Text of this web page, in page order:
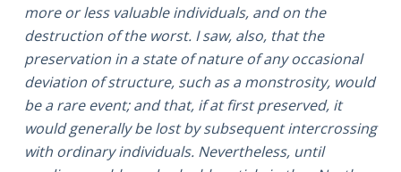
more or less valuable individuals, and on the
destruction of the worst. I saw, also, that the
preservation in a state of nature of any occasional
deviation of structure, such as a monstrosity, would
be a rare event; and that, if at first preserved, it
would generally be lost by subsequent intercrossing
with ordinary individuals. Nevertheless, until